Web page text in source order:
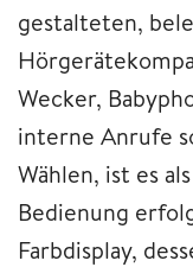
gestalteten,
Wecker,
interne Anrufe
Wählen, ist es
Bedienung
Farbdisplay,